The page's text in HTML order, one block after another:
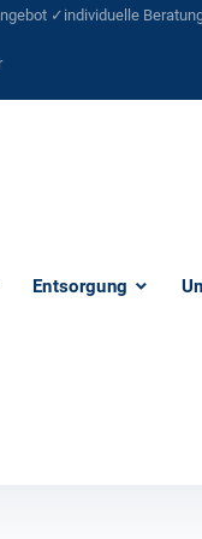
✓individuelle
Entsorgung